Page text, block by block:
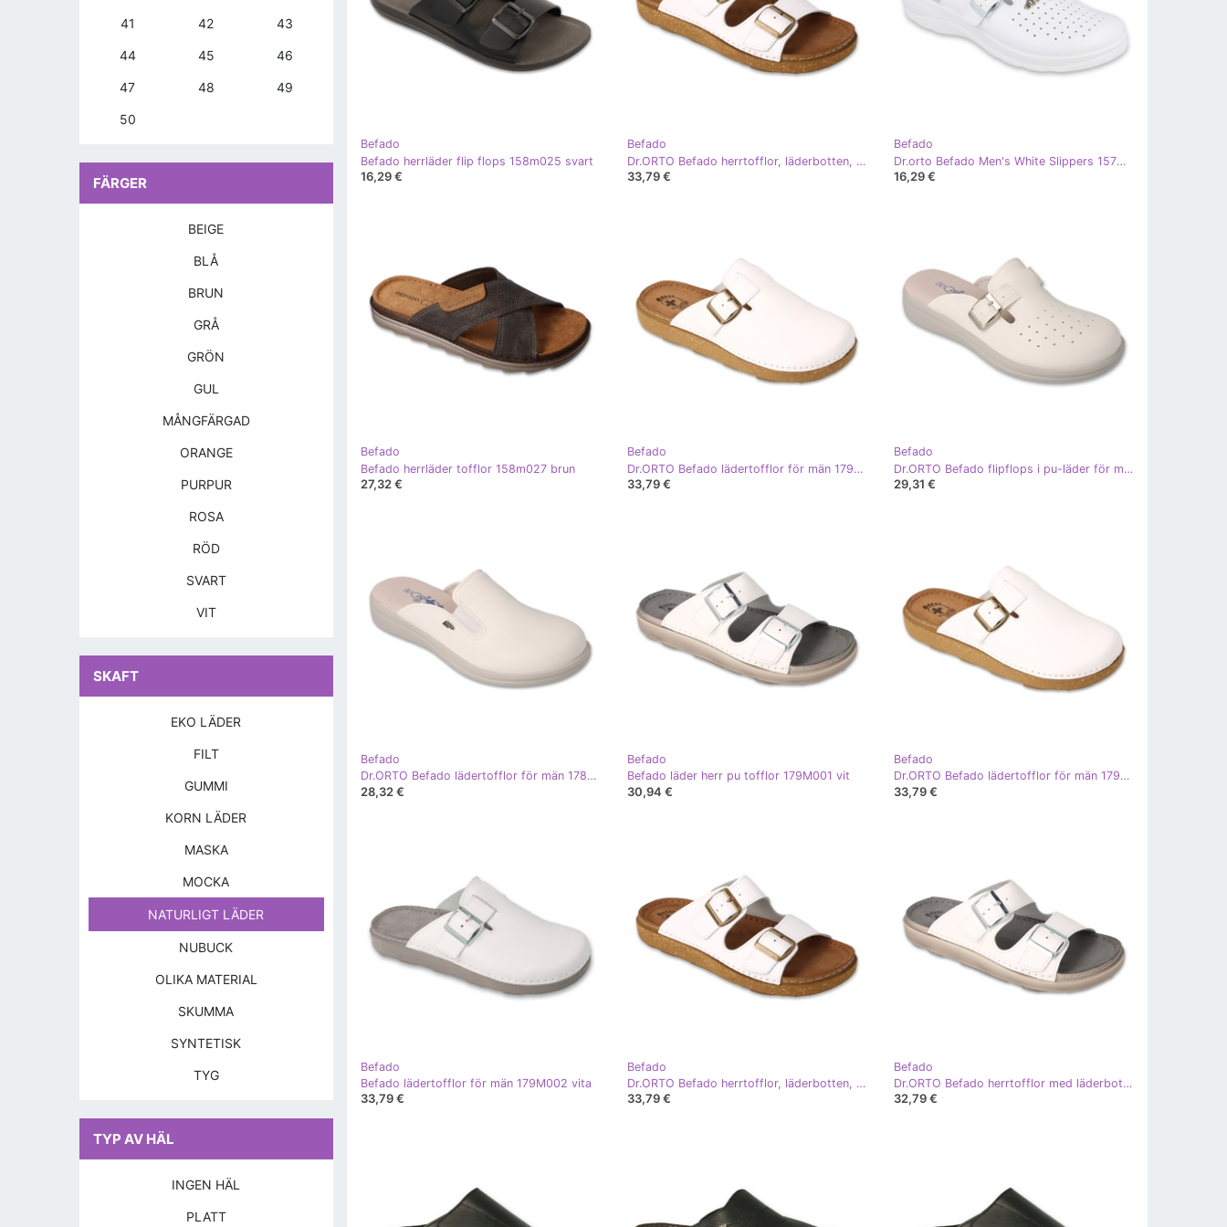
Befado
Befado herrläder flip flops 158m025 svart
16,29 €
Befado
Dr.ORTO Befado herrtofflor, läderbotten, 179M003, vit
33,79 €
Befado
Dr.orto Befado Men's White Slippers 157M102 vit
16,29 €
Befado
Befado herrläder tofflor 158m027 brun
27,32 €
Befado
Dr.ORTO Befado lädertofflor för män 179M004 vita
33,79 €
Befado
Dr.ORTO Befado flipflops i pu-läder för män 177M004 vit
29,31 €
Befado
Dr.ORTO Befado lädertofflor för män 178M001 vit
28,32 €
Befado
Befado läder herr pu tofflor 179M001 vit
30,94 €
Befado
Dr.ORTO Befado lädertofflor för män 179M004 vita
33,79 €
Befado
Befado lädertofflor för män 179M002 vita
33,79 €
Befado
Dr.ORTO Befado herrtofflor, läderbotten, 179M003, vit
33,79 €
Befado
Dr.ORTO Befado herrtofflor med läderbotten 179M001 vit
32,79 €
41 42 43
44 45 46
47 48 49
50
FÄRGER
BEIGE
BLÅ
BRUN
GRÅ
GRÖN
GUL
MÅNGFÄRGAD
ORANGE
PURPUR
ROSA
RÖD
SVART
VIT
SKAFT
EKO LÄDER
FILT
GUMMI
KORN LÄDER
MASKA
MOCKA
NATURLIGT LÄDER
NUBUCK
OLIKA MATERIAL
SKUMMA
SYNTETISK
TYG
TYP AV HÄL
INGEN HÄL
PLATT